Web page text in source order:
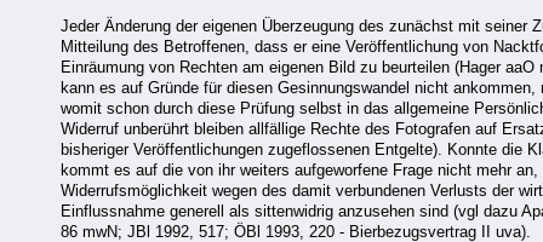
Jeder Änderung der eigenen Überzeugung des zunächst mit seiner
Mitteilung des Betroffenen, dass er eine Veröffentlichung von
Einräumung von Rechten am eigenen Bild zu beurteilen (Hager
kann es auf Gründe für diesen Gesinnungswandel nicht
womit schon durch diese Prüfung selbst in das allgemeine
Widerruf unberührt bleiben allfällige Rechte des Fotografen auf
bisheriger Veröffentlichungen zugeflossenen Entgelte). Konnte die
kommt es auf die von ihr weiters aufgeworfene Frage nicht mehr
Widerrufsmöglichkeit wegen des damit verbundenen Verlusts der
Einflussnahme generell als sittenwidrig anzusehen sind (vgl dazu
86 mwN; JBl 1992, 517; ÖBl 1993, 220 - Bierbezugsvertrag II uva).